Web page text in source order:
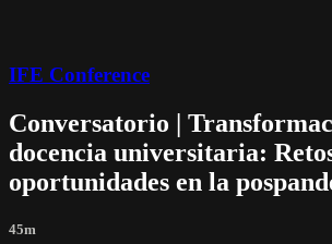
IFE Conference
Conversatorio |
docencia universitaria:
oportunidades en la
45m